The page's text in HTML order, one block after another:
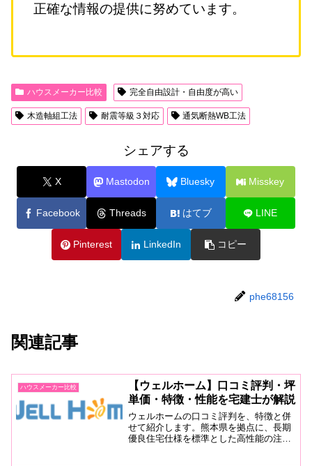
正確な情報の提供に努めています。
ハウスメーカー比較 完全自由設計・自由度が高い
木造軸組工法 耐震等級３対応 通気断熱WB工法
シェアする
X Mastodon Bluesky Misskey
Facebook Threads はてブ LINE
Pinterest LinkedIn コピー
phe68156
関連記事
ハウスメーカー比較
【ウェルホーム】口コミ評判・坪
単価・特徴・性能を宅建士が解説
ウェルホームの口コミ評判を、特徴と併
せて紹介します。熊本県を拠点に、長期
優良住宅仕様を標準とした高性能の注文